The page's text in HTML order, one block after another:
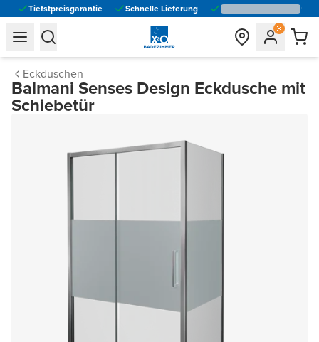
Tiefstpreisgarantie Schnelle Lieferung
general.navigation.toggle_menu.label
general.navigation.toggle_menu.label
Eckduschen
Balmani Senses Design Eckdusche mit
Schiebetür